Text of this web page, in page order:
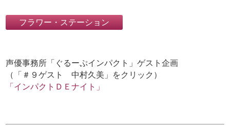
声優事務所「ぐるーぷインパクト」ゲスト企画
（「＃９ゲスト 中村久美」をクリック）
「インパクトＤＥナイト」